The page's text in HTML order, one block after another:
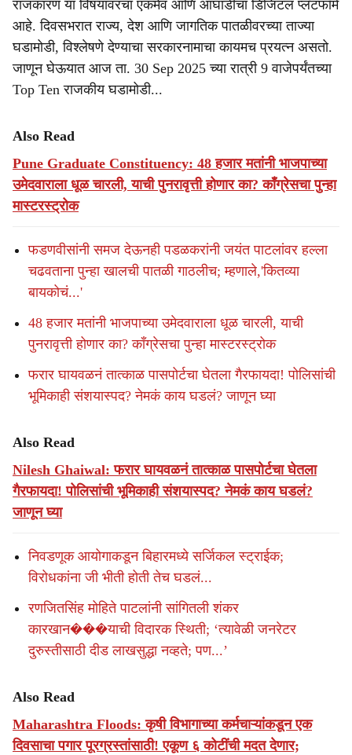
r
e
राजकारण या विषयावरचा एकमेव आणि आघाडीचा डिजिटल प्लॅटफॉर्म
आहे. दिवसभरात राज्य, देश आणि जागतिक पातळीवरच्या ताज्या
घडामोडी, विश्लेषणे देण्याचा सरकारनामाचा कायमच प्रयत्न असतो.
जाणून घेऊयात आज ता. 30 Sep 2025 च्या रात्री 9 वाजेपर्यंतच्या
Top Ten राजकीय घडामोडी...
Also Read
Pune Graduate Constituency: 48 हजार मतांनी भाजपाच्या
उमेदवाराला धूळ चारली, याची पुनरावृत्ती होणार का? काँग्रेसचा पुन्हा
मास्टरस्ट्रोक
फडणवीसांनी समज देऊनही पडळकरांनी जयंत पाटलांवर हल्ला
चढवताना पुन्हा खालची पातळी गाठलीच; म्हणाले,'कितव्या
बायकोचं...'
48 हजार मतांनी भाजपाच्या उमेदवाराला धूळ चारली, याची
पुनरावृत्ती होणार का? काँग्रेसचा पुन्हा मास्टरस्ट्रोक
फरार घायवळनं तात्काळ पासपोर्टचा घेतला गैरफायदा! पोलिसांची
भूमिकाही संशयास्पद? नेमकं काय घडलं? जाणून घ्या
Also Read
Nilesh Ghaiwal: फरार घायवळनं तात्काळ पासपोर्टचा घेतला
गैरफायदा! पोलिसांची भूमिकाही संशयास्पद? नेमकं काय घडलं?
जाणून घ्या
निवडणूक आयोगाकडून बिहारमध्ये सर्जिकल स्ट्राईक;
विरोधकांना जी भीती होती तेच घडलं...
रणजितसिंह मोहिते पाटलांनी सांगितली शंकर
कारखान���याची विदारक स्थिती; ‘त्यावेळी जनरेटर
दुरुस्तीसाठी दीड लाखसुद्धा नव्हते; पण...’
Also Read
Maharashtra Floods: कृषी विभागाच्या कर्मचाऱ्यांकडून एक
दिवसाचा पगार पूरग्रस्तांसाठी! एकूण ६ कोटींची मदत देणार;